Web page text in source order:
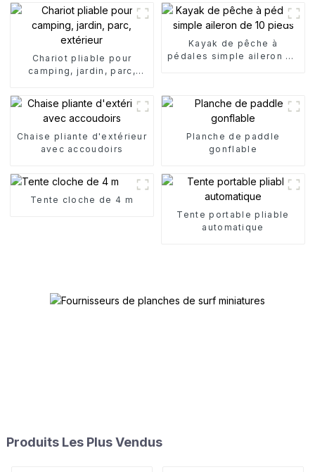
Chariot pliable pour
camping, jardin, parc,
Kayak de pêche à
pédales simple aileron de
Chaise pliante d'extérieur
avec accoudoirs
Planche de paddle
gonflable
Tente cloche de 4 m
Tente portable pliable
automatique
Produits Les Plus Vendus